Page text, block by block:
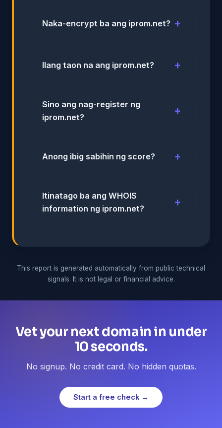
Naka-encrypt ba ang iprom.net?
Ilang taon na ang iprom.net?
Sino ang nag-register ng
iprom.net?
Anong ibig sabihin ng score?
Itinatago ba ang WHOIS
information ng iprom.net?
This report is generated automatically from public technical
signals. It is not legal or financial advice.
Vet your next domain in under
10 seconds.
No signup. No credit card. No hidden quotas.
Start a free check →